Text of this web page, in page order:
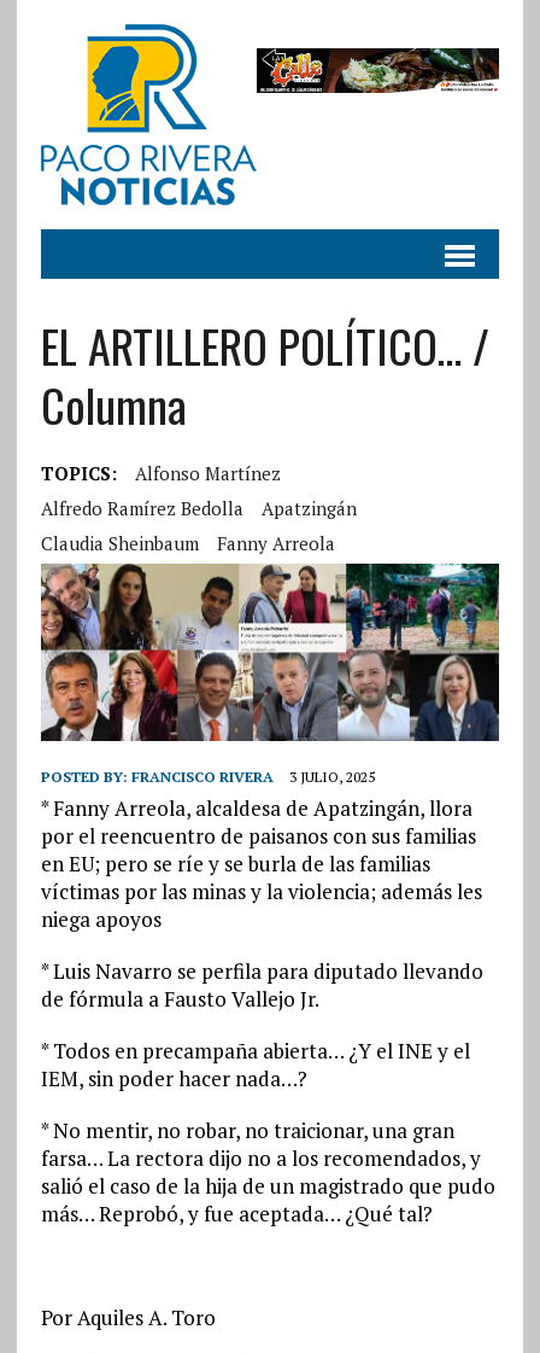
EL ARTILLERO POLÍTICO… /
Columna
TOPICS:
Alfonso Martínez
Alfredo Ramírez Bedolla
Apatzingán
Claudia Sheinbaum
Fanny Arreola
POSTED BY: FRANCISCO RIVERA 3 JULIO, 2025
* Fanny Arreola, alcaldesa de Apatzingán, llora
por el reencuentro de paisanos con sus familias
en EU; pero se ríe y se burla de las familias
víctimas por las minas y la violencia; además les
niega apoyos
* Luis Navarro se perfila para diputado llevando
de fórmula a Fausto Vallejo Jr.
* Todos en precampaña abierta… ¿Y el INE y el
IEM, sin poder hacer nada…?
* No mentir, no robar, no traicionar, una gran
farsa… La rectora dijo no a los recomendados, y
salió el caso de la hija de un magistrado que pudo
más… Reprobó, y fue aceptada… ¿Qué tal?
Por Aquiles A. Toro